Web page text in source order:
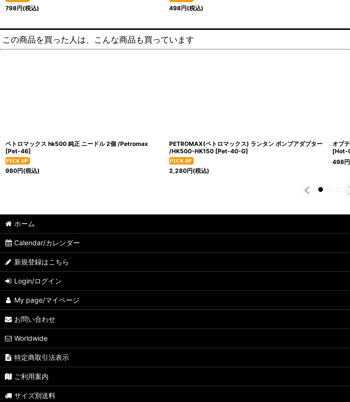
798円(税込) 498円(税込)
この商品を買った人は、こんな商品も買っています
ペトロマックス hk500 純正 ニードル 2個 /Petromax
[Pet-46]
980円(税込)
PETROMAX(ペトロマックス) ランタン ポンプアダプター
/HK500-HK150 [Pet-40-G]
2,280円(税込)
オプ
[Hot-
498円
ホーム
Calendar/カレンダー
新規登録はこちら
Login/ログイン
My page/マイページ
お問い合わせ
Worldwide
特定商取引法表示
ご利用案内
サイズ別送料